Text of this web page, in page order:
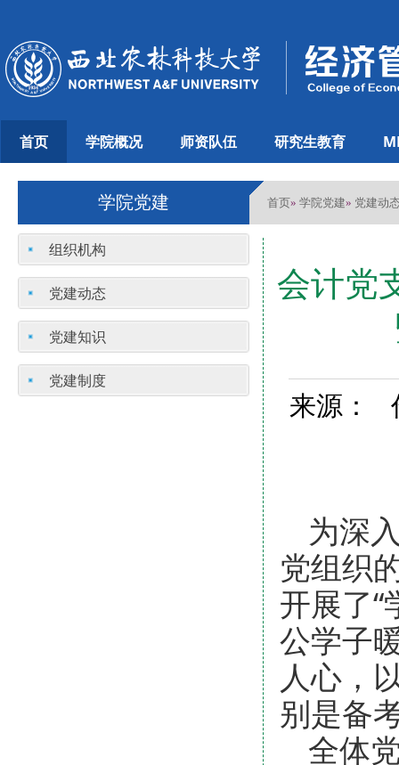
首页 学院概况 师资队伍 研究生教育
学院党建 首页» 学院党建» 党建动
组织机构
党建动态
党建知识
党建制度
会计党
来源：
为深
党组织
开展了
公学子
人心，
别是备
全体